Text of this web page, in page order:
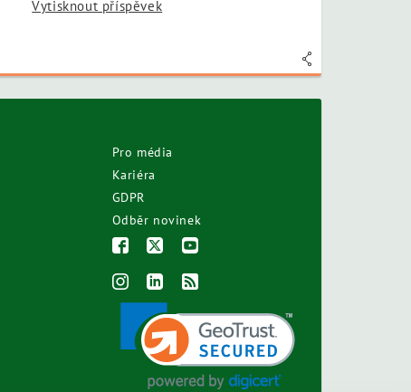
Vytisknout příspěvek
Pro média
Kariéra
GDPR
Odběr novinek